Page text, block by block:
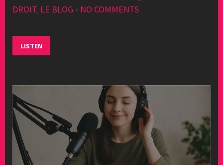
DROIT, LE BLOG • NO COMMENTS
LISTEN